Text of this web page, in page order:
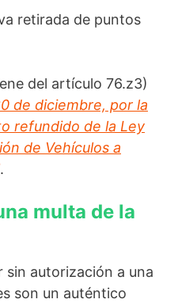
retirada de puntos
del artículo 76.z3)
de diciembre, por la
refundido de la Ley
de Vehículos a
.
multa de la
sin autorización a una
son un auténtico